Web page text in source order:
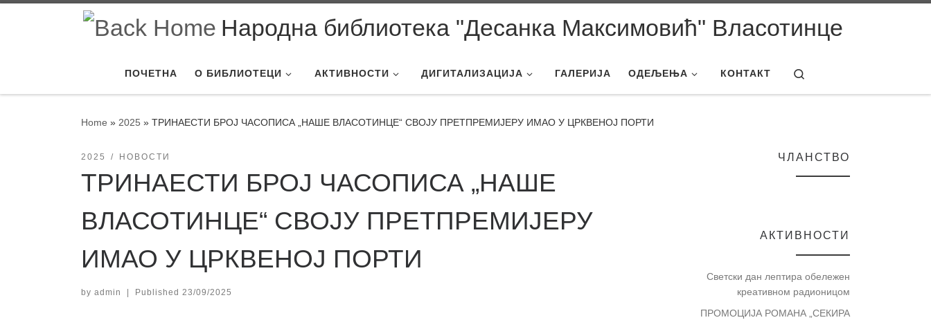
Skip to content Народна библиотека "Десанка Максимовић" Власотинце
ПОЧЕТНА О БИБЛИОТЕЦИ АКТИВНОСТИ ДИГИТАЛИЗАЦИЈА ГАЛЕРИЈА ОДЕЉЕЊА КОНТАКТ
Home » 2025 » ТРИНАЕСТИ БРОЈ ЧАСОПИСА „НАШЕ ВЛАСОТИНЦЕ“ СВОЈУ ПРЕТПРЕМИЈЕРУ ИМАО У ЦРКВЕНОЈ ПОРТИ
2025 НОВОСТИ
ТРИНАЕСТИ БРОЈ ЧАСОПИСА „НАШЕ
ВЛАСОТИНЦЕ“ СВОЈУ ПРЕТПРЕМИЈЕРУ
ИМАО У ЦРКВЕНОЈ ПОРТИ
by admin | Published 23/09/2025
ЧЛАНСТВО
АКТИВНОСТИ
Светски дан лептира обележен
креативном радионицом
ПРОМОЦИЈА РОМАНА „СЕКИРА